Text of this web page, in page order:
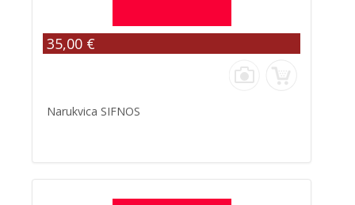
35,00 €
Narukvica SIFNOS